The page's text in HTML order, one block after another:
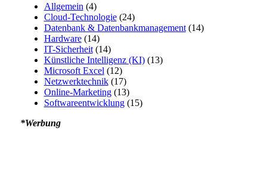
Allgemein (4)
Cloud-Technologie(24)
Datenbank & Datenbankmanagement(14)
Hardware(14)
IT-Sicherheit(14)
Künstliche Intelligenz (KI)(13)
Microsoft Excel (12)
Netzwerktechnik(17)
Online-Marketing(13)
Softwareentwicklung(15)
*Werbung